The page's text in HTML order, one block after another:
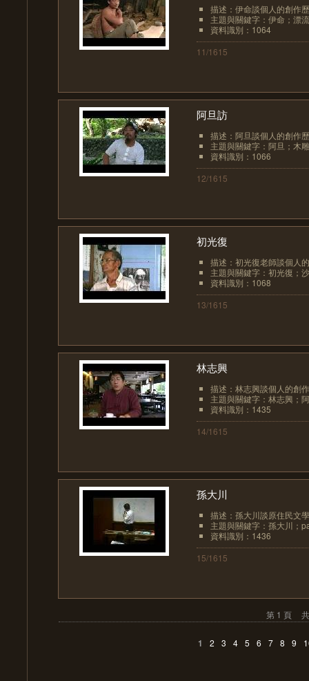
描述：伊命談個人的創作
主題與關鍵字：伊命；漂
資料識別：1064
11/1615
阿旦訪
描述：阿旦談個人的創作
主題與關鍵字：阿旦；木
資料識別：1066
12/1615
初光復
描述：初光復老師談個人
主題與關鍵字：初光復；
資料識別：1068
13/1615
林志興
描述：林志興談個人的創
主題與關鍵字：林志興；
資料識別：1435
14/1615
孫大川
描述：孫大川談原住民文
主題與關鍵字：孫大川；
資料識別：1436
15/1615
第 1 頁
1 2 3 4 5 6 7 8 9